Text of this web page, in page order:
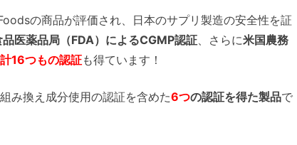
の商品が評価され、日本のサプリ製造の安全性を証
医薬品局（FDA）によるCGMP認証 、さらに米国農務
計16つもの認証も得ています！
み換え成分使用の認証を含めた6つの認証を得た製品で